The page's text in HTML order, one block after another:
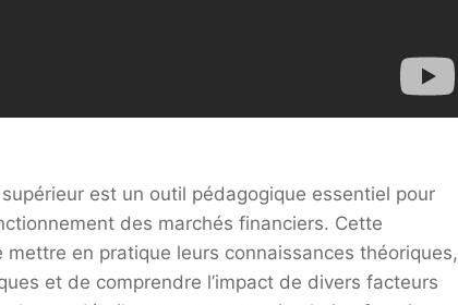
est un outil pédagogique essentiel pour
des marchés financiers. Cette
en pratique leurs connaissances théoriques,
et de comprendre l’impact de divers facteurs